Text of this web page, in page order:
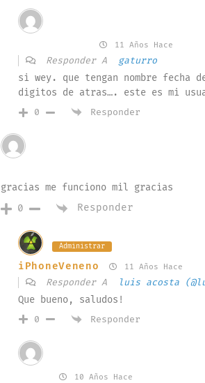
11 Años Hace
Responder A gaturro
si wey. que tengan nombre fecha
digitos de atras…. este es mi
0 Responder
gracias me funciono mil gracias
0
Responder
Administrar
iPhoneVeneno 11 Años Hace
Responder A luis acosta
Que bueno, saludos!
0 Responder
10 Años Hace